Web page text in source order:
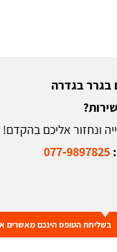
בגרר בגדרה
ונחזור אליכם בהקדם!
077-9897825
בשליחת הטופס הינכם מאשרים